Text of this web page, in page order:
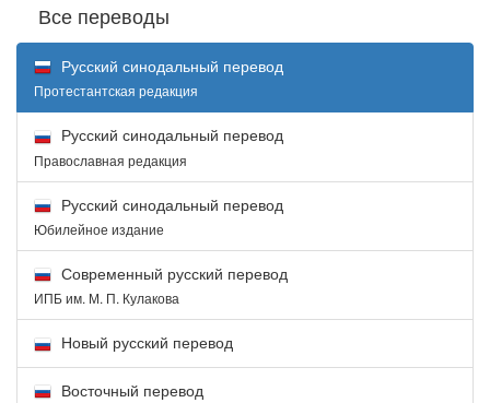
Все переводы
Русский синодальный перевод
Протестантская редакция
Русский синодальный перевод
Православная редакция
Русский синодальный перевод
Юбилейное издание
Современный русский перевод
ИПБ им. М. П. Кулакова
Новый русский перевод
Восточный перевод